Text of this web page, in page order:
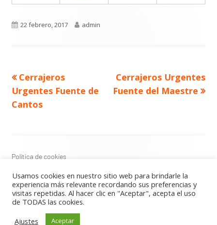
Publicado
22 febrero, 2017 Autor
admin
Navegación
de
entradas
Artículo
anterior
Cerrajeros
Urgentes Fuente de
Cantos
Artículo
siguiente
Cerrajeros Urgentes
Fuente del Maestre
Footer
Política de cookies
Aviso Legal
Usamos cookies en nuestro sitio web para brindarle la
experiencia más relevante recordando sus preferencias y
visitas repetidas. Al hacer clic en "Aceptar", acepta el uso
de TODAS las cookies.
Ajustes
Aceptar